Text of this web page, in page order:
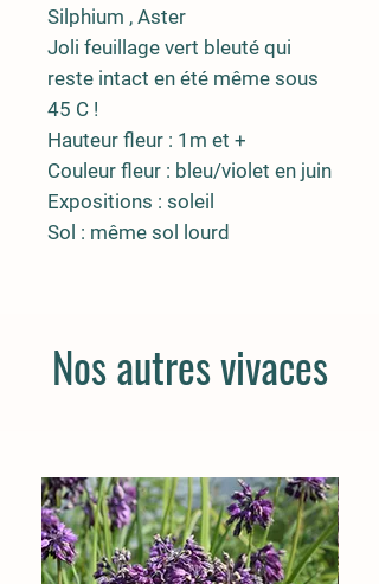
Silphium , Aster
Joli feuillage vert bleuté qui
reste intact en été même sous
45 C !
Hauteur fleur : 1m et +
Couleur fleur : bleu/violet en juin
Expositions : soleil
Sol : même sol lourd
Nos autres vivaces